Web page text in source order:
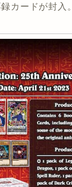
カードが封入。